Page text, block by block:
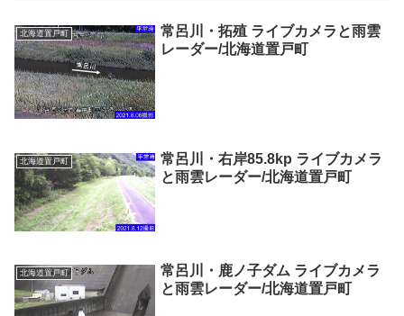
北海道置戸町
常呂川・拓殖 ライブカメラと雨雲
レーダー/北海道置戸町
北海道置戸町
常呂川・右岸85.8kp ライブカメラ
と雨雲レーダー/北海道置戸町
北海道置戸町
常呂川・鹿ノ子ダム ライブカメラ
と雨雲レーダー/北海道置戸町